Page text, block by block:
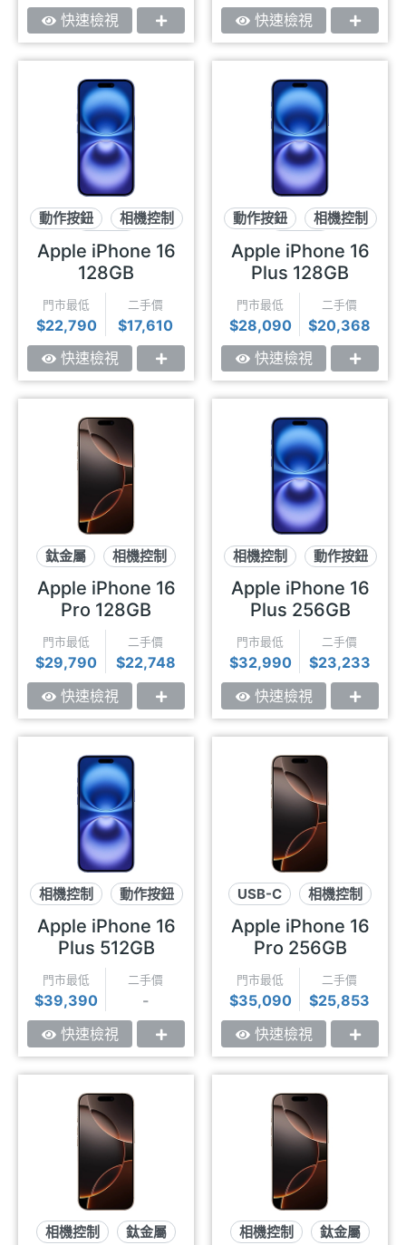
快速檢視 快速檢視
動作按鈕
相機控制
USB-C
Apple iPhone 16
128GB
門市最低
$22,790
二手價
$17,610
快速檢視
動作按鈕
相機控制
USB-C
Apple iPhone 16
Plus 128GB
門市最低
$28,090
二手價
$20,368
快速檢視
鈦金屬
相機控制
USB-C
Apple iPhone 16
Pro 128GB
門市最低
$29,790
二手價
$22,748
快速檢視
相機控制
動作按鈕
USB-C
Apple iPhone 16
Plus 256GB
門市最低
$32,990
二手價
$23,233
快速檢視
相機控制
動作按鈕
USB-C
Apple iPhone 16
Plus 512GB
門市最低
$39,390
二手價
-
快速檢視
USB-C
相機控制
鈦金屬
Apple iPhone 16
Pro 256GB
門市最低
$35,090
二手價
$25,853
快速檢視
相機控制
鈦金屬
相機控制
鈦金屬